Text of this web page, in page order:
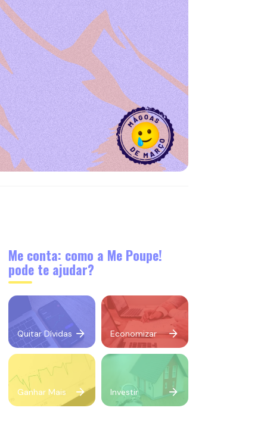
Me conta: como a Me Poupe!
pode te ajudar?
Quitar Dívidas Economizar
Ganhar Mais Investir